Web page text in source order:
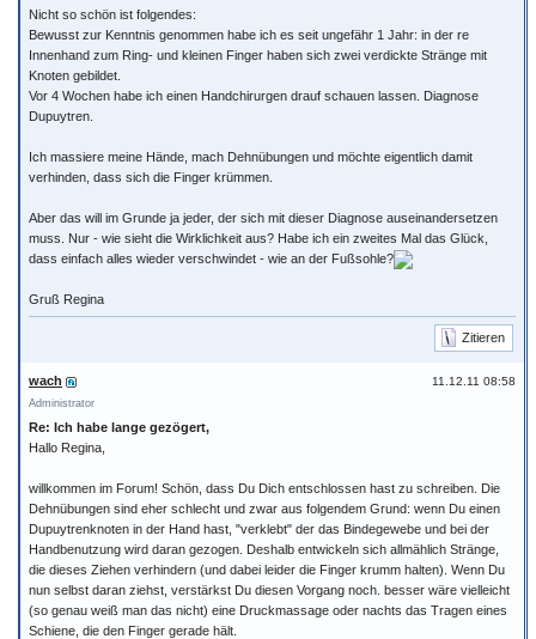
Nicht so schön ist folgendes:
Bewusst zur Kenntnis genommen habe ich es seit ungefähr 1 Jahr: in der re
Innenhand zum Ring- und kleinen Finger haben sich zwei verdickte Stränge mit
Knoten gebildet.
Vor 4 Wochen habe ich einen Handchirurgen drauf schauen lassen. Diagnose
Dupuytren.
Ich massiere meine Hände, mach Dehnübungen und möchte eigentlich damit
verhinden, dass sich die Finger krümmen.
Aber das will im Grunde ja jeder, der sich mit dieser Diagnose auseinandersetzen
muss. Nur - wie sieht die Wirklichkeit aus? Habe ich ein zweites Mal das Glück,
dass einfach alles wieder verschwindet - wie an der Fußsohle?
Gruß Regina
Zitieren
11.12.11 08:58
wach
Administrator
Re: Ich habe lange gezögert,
Hallo Regina,
willkommen im Forum! Schön, dass Du Dich entschlossen hast zu schreiben. Die
Dehnübungen sind eher schlecht und zwar aus folgendem Grund: wenn Du einen
Dupuytrenknoten in der Hand hast, "verklebt" der das Bindegewebe und bei der
Handbenutzung wird daran gezogen. Deshalb entwickeln sich allmählich Stränge,
die dieses Ziehen verhindern (und dabei leider die Finger krumm halten). Wenn Du
nun selbst daran ziehst, verstärkst Du diesen Vorgang noch. besser wäre vielleicht
(so genau weiß man das nicht) eine Druckmassage oder nachts das Tragen eines
Schiene, die den Finger gerade hält.